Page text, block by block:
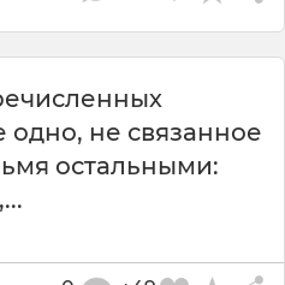
не связанное
остальными: